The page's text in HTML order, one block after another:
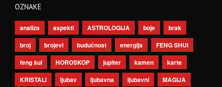
OZNAKE
analiza aspekti ASTROLOGIJA boje
brak
broj
brojevi budućnost energija
FENG SHUI
feng šui
HOROSKOP jupiter kamen
karte
KRISTALI
ljubav ljubavna ljubavni
MAGIJA